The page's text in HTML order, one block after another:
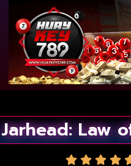
Jarhead: Law